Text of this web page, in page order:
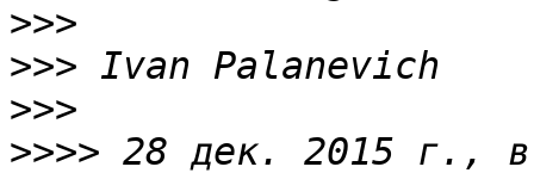
>>>
>>>
>>>
>>>> 28 дек. 2015 г.,